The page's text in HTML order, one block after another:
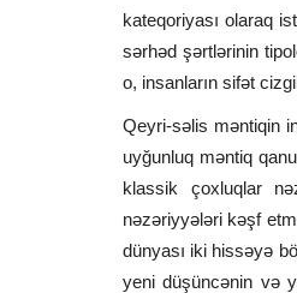
kateqoriyası olaraq
sərhəd şərtlərinin
o, insanların sifət
Qeyri-səlis məntiqin
uyğunluq məntiq
klassik çoxluqlar
nəzəriyyələri kəşf
dünyası iki hissəyə
yeni düşüncənin və